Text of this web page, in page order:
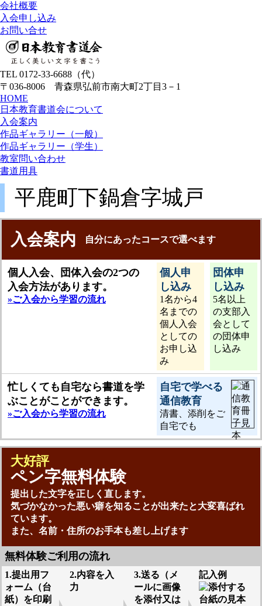
会社概要
入会申し込み
お問い合せ
TEL 0172-33-6688（代）
〒036-8006 青森県弘前市南大町2丁目3－1
HOME
日本教育書道会について
入会案内
作品ギャラリー（一般）
作品ギャラリー（学生）
教室問い合わせ
書道用具
平鹿町下鍋倉字城戸
入会案内 自分にあったコースで選べます
個人入会、団体入会の2つの
入会方法があります。
»ご入会から学習の流れ
個人申
し込み
1名から4
名までの
個人入会
としての
お申し込
み
団体申
し込み
5名以上
の支部入
会として
の団体申
し込み
忙しくても自宅なら書道を学
ぶことがことができます。
»ご入会から学習の流れ
自宅で学べる
通信教育
清書、添削をご
自宅でも
大好評
ペン字無料体験
提出した文字を正しく直します。
気づかなかった悪い癖を知ることが出来たと大変喜ばれ
ています。
また、名前・住所のお手本も差し上げます
無料体験ご利用の流れ
1.提出用フ
ォーム（台
紙）を印刷
2.内容を入
力
3.送る（メ
ールに画像
を添付又は
記入例